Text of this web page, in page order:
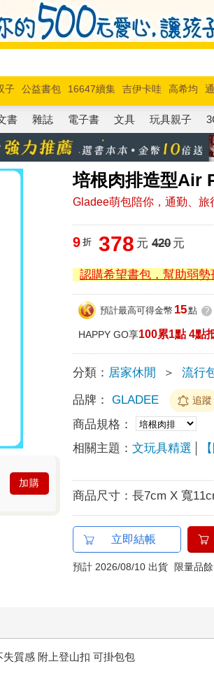
子 公益書包 16647續集 吉伊卡哇 高希均
作 馬斯克 玩具總動員5 超慢跑
書 雜誌 電子書 文具 玩具親子
培根肉排造型Air
Gladee萌包陪你，通勤、旅
加購
9 折 378 元 420元
認購希望書包，幫助弱勢
預計最高可得金幣 15點 ?
HAPPY GO享100累1點 4點
分類： 居家休閒 ＞ 流行
品牌： GLADEE 追蹤
商品規格：
相關主題：文玩具精選
商品尺寸：長7cm X 寬
立即結帳
預計 2026/08/10 出貨 限量品
質感 附上登山扣 可掛包包